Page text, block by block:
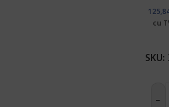
cu
SKU:
-